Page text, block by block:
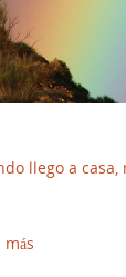
llego a